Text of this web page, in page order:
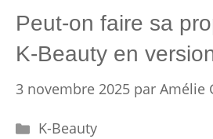
Peut-on faire sa
K-Beauty en
3 novembre 2025 par Amélie
Catégories
K-Beauty